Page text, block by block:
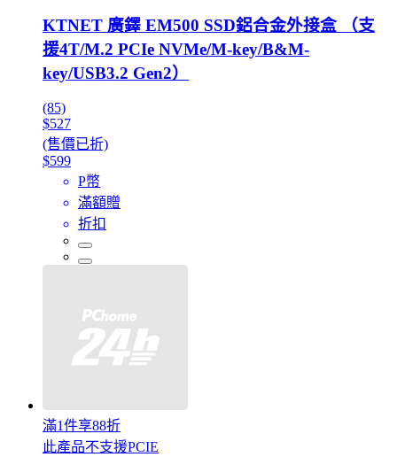
KTNET 廣鐸 EM500 SSD鋁合金外接盒 （支
援4T/M.2 PCIe NVMe/M-key/B&M-
key/USB3.2 Gen2）
(85)
$527
(售價已折)
$599
P幣
滿額贈
折扣
滿1件享88折
此產品不支援PCIE